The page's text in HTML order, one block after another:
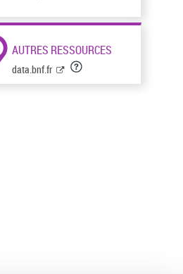
AUTRES RESSOURCES
data.bnf.fr